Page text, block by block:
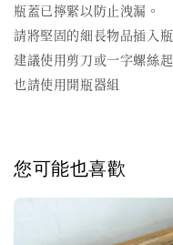
瓶蓋已擰緊以防止洩漏。
請將堅固的細長物品插入
建議使用剪刀或一字螺絲起
也請使用開瓶器組
您可能也喜歡